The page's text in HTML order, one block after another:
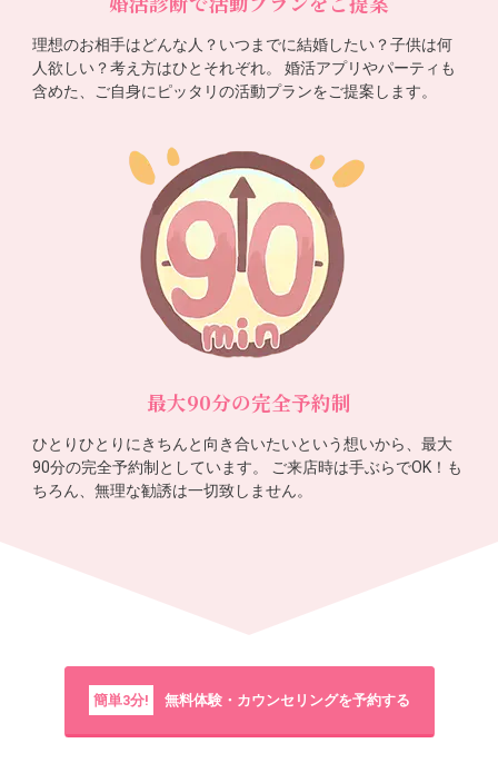
理想のお相手はどんな人？いつまでに結婚したい？子供は何
人欲しい？考え方はひとそれぞれ。 婚活アプリやパーティも
含めた、ご自身にピッタリの活動プランをご提案します。
最大90分の完全予約制
ひとりひとりにきちんと向き合いたいという想いから、最大
90分の完全予約制としています。 ご来店時は手ぶらでOK！も
ちろん、無理な勧誘は一切致しません。
簡単3分! 無料体験・カウンセリングを予約する